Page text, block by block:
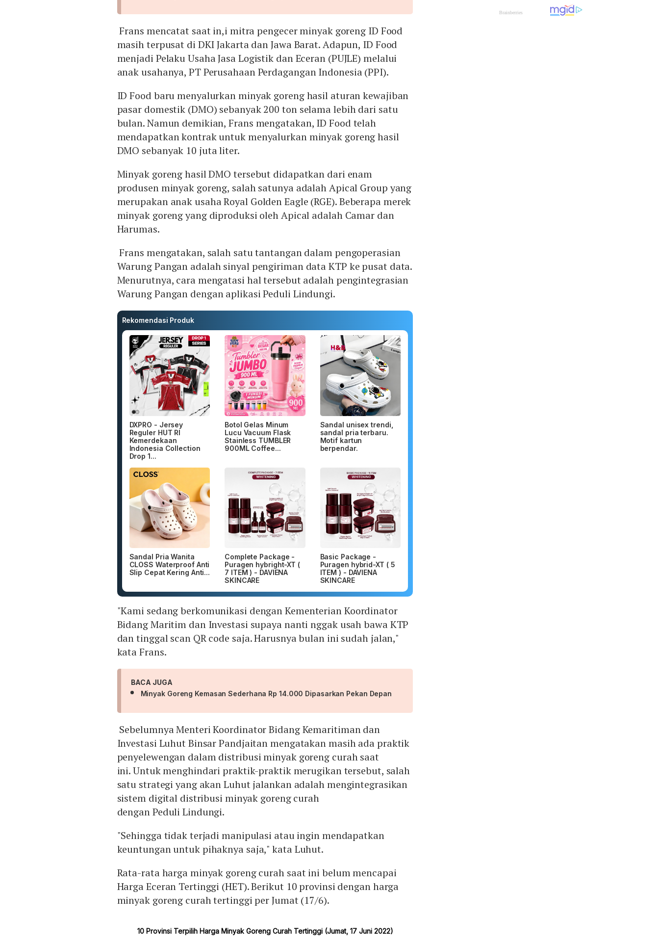
Frans mencatat saat in,i mitra pengecer minyak goreng ID Food
masih terpusat di DKI Jakarta dan Jawa Barat. Adapun, ID Food
menjadi Pelaku Usaha Jasa Logistik dan Eceran (PUJLE) melalui
anak usahanya, PT Perusahaan Perdagangan Indonesia (PPI).
ID Food baru menyalurkan minyak goreng hasil aturan kewajiban
pasar domestik (DMO) sebanyak 200 ton selama lebih dari satu
bulan. Namun demikian, Frans mengatakan, ID Food telah
mendapatkan kontrak untuk menyalurkan minyak goreng hasil
DMO sebanyak 10 juta liter.
Minyak goreng hasil DMO tersebut didapatkan dari enam
produsen minyak goreng, salah satunya adalah Apical Group yang
merupakan anak usaha Royal Golden Eagle (RGE). Beberapa merek
minyak goreng yang diproduksi oleh Apical adalah Camar dan
Harumas.
Frans mengatakan, salah satu tantangan dalam pengoperasian
Warung Pangan adalah sinyal pengiriman data KTP ke pusat data.
Menurutnya, cara mengatasi hal tersebut adalah pengintegrasian
Warung Pangan dengan aplikasi Peduli Lindungi.
Rekomendasi Produk
DXPRO - Jersey
Reguler HUT RI
Kemerdekaan
Indonesia Collection
Drop 1...
Botol Gelas Minum
Lucu Vacuum Flask
Stainless TUMBLER
900ML Coffee...
Sandal unisex trendi,
sandal pria terbaru.
Motif kartun
berpendar.
Sandal Pria Wanita
CLOSS Waterproof Anti
Slip Cepat Kering Anti...
Complete Package -
Puragen hybright-XT (
7 ITEM ) - DAVIENA
SKINCARE
Basic Package -
Puragen hybrid-XT ( 5
ITEM ) - DAVIENA
SKINCARE
"Kami sedang berkomunikasi dengan Kementerian Koordinator
Bidang Maritim dan Investasi supaya nanti nggak usah bawa KTP
dan tinggal scan QR code saja. Harusnya bulan ini sudah jalan,"
kata Frans.
BACA JUGA
Minyak Goreng Kemasan Sederhana Rp 14.000 Dipasarkan Pekan Depan
Sebelumnya Menteri Koordinator Bidang Kemaritiman dan
Investasi Luhut Binsar Pandjaitan mengatakan masih ada praktik
penyelewengan dalam distribusi minyak goreng curah saat
ini. Untuk menghindari praktik-praktik merugikan tersebut, salah
satu strategi yang akan Luhut jalankan adalah mengintegrasikan
sistem digital distribusi minyak goreng curah
dengan Peduli Lindungi.
"Sehingga tidak terjadi manipulasi atau ingin mendapatkan
keuntungan untuk pihaknya saja," kata Luhut.
Rata-rata harga minyak goreng curah saat ini belum mencapai
Harga Eceran Tertinggi (HET). Berikut 10 provinsi dengan harga
minyak goreng curah tertinggi per Jumat (17/6).